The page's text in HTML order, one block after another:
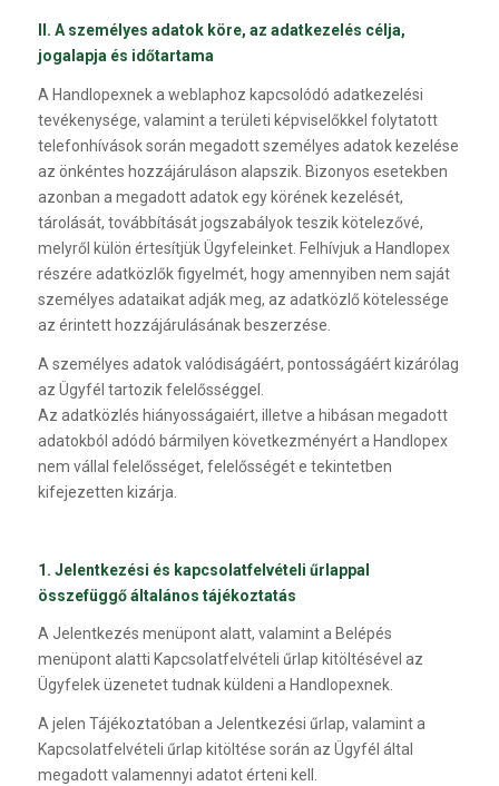
II. A személyes adatok köre, az adatkezelés célja,
jogalapja és időtartama
A Handlopexnek a weblaphoz kapcsolódó adatkezelési
tevékenysége, valamint a területi képviselőkkel folytatott
telefonhívások során megadott személyes adatok kezelése
az önkéntes hozzájáruláson alapszik. Bizonyos esetekben
azonban a megadott adatok egy körének kezelését,
tárolását, továbbítását jogszabályok teszik kötelezővé,
melyről külön értesítjük Ügyfeleinket. Felhívjuk a Handlopex
részére adatközlők figyelmét, hogy amennyiben nem saját
személyes adataikat adják meg, az adatközlő kötelessége
az érintett hozzájárulásának beszerzése.
A személyes adatok valódiságáért, pontosságáért kizárólag
az Ügyfél tartozik felelősséggel.
Az adatközlés hiányosságaiért, illetve a hibásan megadott
adatokból adódó bármilyen következményért a Handlopex
nem vállal felelősséget, felelősségét e tekintetben
kifejezetten kizárja.
1. Jelentkezési és kapcsolatfelvételi űrlappal
összefüggő általános tájékoztatás
A Jelentkezés menüpont alatt, valamint a Belépés
menüpont alatti Kapcsolatfelvételi űrlap kitöltésével az
Ügyfelek üzenetet tudnak küldeni a Handlopexnek.
A jelen Tájékoztatóban a Jelentkezési űrlap, valamint a
Kapcsolatfelvételi űrlap kitöltése során az Ügyfél által
megadott valamennyi adatot érteni kell.